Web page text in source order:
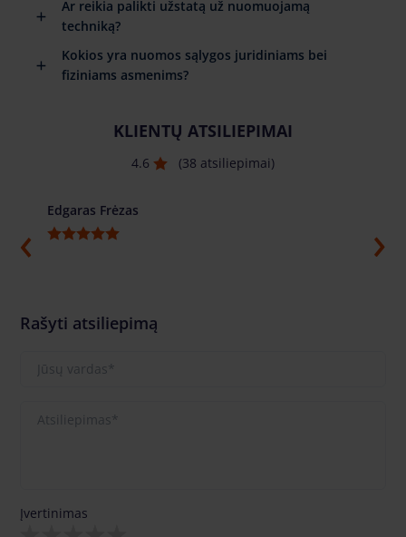
Ar reikia palikti užstatą už nuomuojamą
techniką?
Kokios yra nuomos sąlygos juridiniams bei
fiziniams asmenims?
KLIENTŲ ATSILIEPIMAI
4.6 (38 atsiliepimai)
Edgaras Frėzas
Rašyti atsiliepimą
Įvertinimas